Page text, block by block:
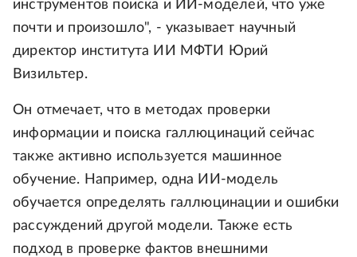
инструментов поиска и ИИ-моделей, что уже
почти и произошло", - указывает научный
директор института ИИ МФТИ Юрий
Визильтер.
Он отмечает, что в методах проверки
информации и поиска галлюцинаций сейчас
также активно используется машинное
обучение. Например, одна ИИ-модель
обучается определять галлюцинации и ошибки
рассуждений другой модели. Также есть
подход в проверке фактов внешними